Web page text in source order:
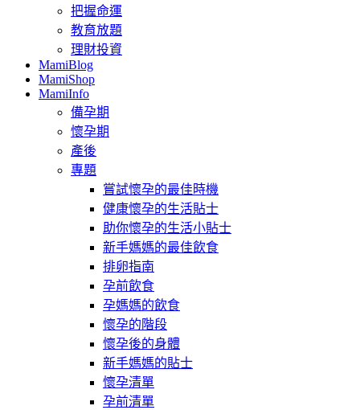
把握命運
教育放題
理財投資
MamiBlog
MamiShop
MamiInfo
備孕期
懷孕期
產後
專題
嘗試懷孕的最佳時機
健康懷孕的生活貼士
助你懷孕的生活小貼士
新手媽媽的最佳飲食
排卵指南
孕前飲食
孕媽媽的飲食
懷孕的階段
懷孕後的身體
新手媽媽的貼士
懷孕清單
孕前清單